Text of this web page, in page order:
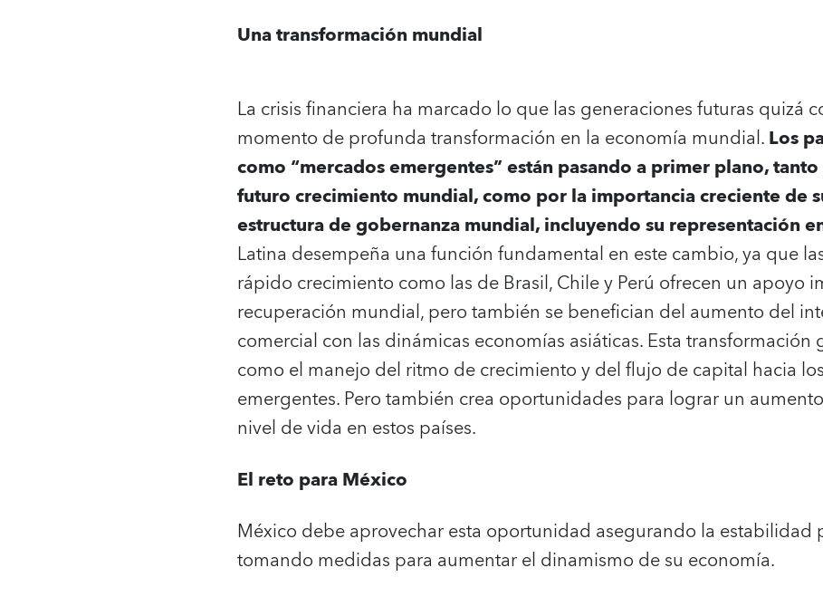
Una transformación mundial
La crisis financiera ha marcado lo que las generaciones futuras quizá
momento de profunda transformación en la economía mundial.Los
como “mercados emergentes” están pasando a primer plano,
futuro crecimiento mundial, como por la importancia creciente de
estructura de gobernanza mundial, incluyendo su representación
Latina desempeña una función fundamental en este cambio, ya que
rápido crecimiento como las de Brasil, Chile y Perú ofrecen un apoyo
recuperación mundial, pero también se benefician del aumento del
comercial con las dinámicas economías asiáticas. Esta transformación
como el manejo del ritmo de crecimiento y del flujo de capital hacia
emergentes. Pero también crea oportunidades para lograr un
nivel de vida en estos países.
El reto para México
México debe aprovechar esta oportunidad asegurando la estabilidad
tomando medidas para aumentar el dinamismo de su economía.